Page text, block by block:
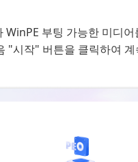
WinPE 부팅 가능한 미디
"시작" 버튼을 클릭하여 계